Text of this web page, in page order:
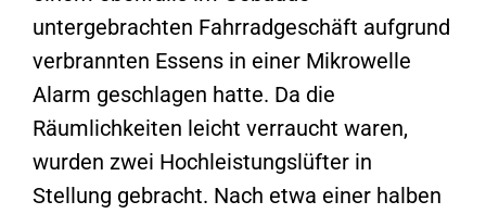
untergebrachten Fahrradgeschäft aufgrund
verbrannten Essens in einer Mikrowelle
Alarm geschlagen hatte. Da die
Räumlichkeiten leicht verraucht waren,
wurden zwei Hochleistungslüfter in
Stellung gebracht. Nach etwa einer halben